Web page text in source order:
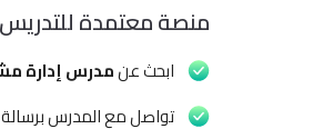
منصة معتمدة
ابحث عنمدرس إدارة
تواصل مع المدرس